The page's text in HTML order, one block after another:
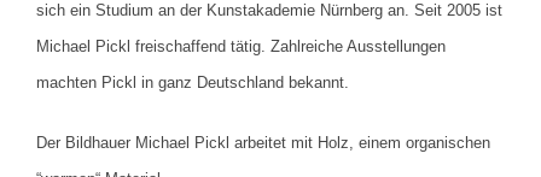
sich ein Studium an der Kunstakademie Nürnberg an. Seit 2005 ist
Michael Pickl freischaffend tätig. Zahlreiche Ausstellungen
machten Pickl in ganz Deutschland bekannt.
Der Bildhauer Michael Pickl arbeitet mit Holz, einem organischen